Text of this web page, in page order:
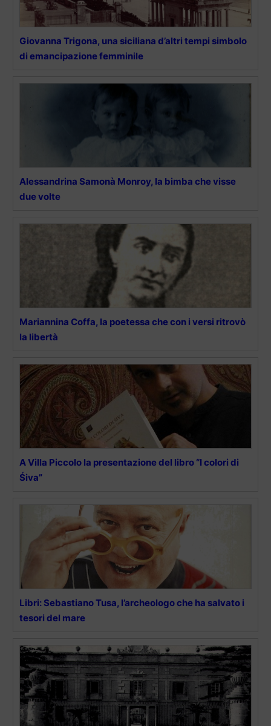
Giovanna Trigona, una siciliana d’altri tempi simbolo
di emancipazione femminile
Alessandrina Samonà Monroy, la bimba che visse
due volte
Mariannina Coffa, la poetessa che con i versi ritrovò
la libertà
A Villa Piccolo la presentazione del libro “I colori di
Śiva”
Libri: Sebastiano Tusa, l’archeologo che ha salvato i
tesori del mare